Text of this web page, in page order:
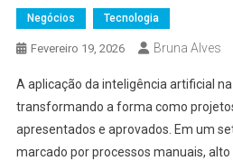
Negócios Tecnologia
Fevereiro 19, 2026 Bruna Alves
A aplicação da inteligência artificial
transformando a forma como
apresentados e aprovados. Em um
marcado por processos manuais,